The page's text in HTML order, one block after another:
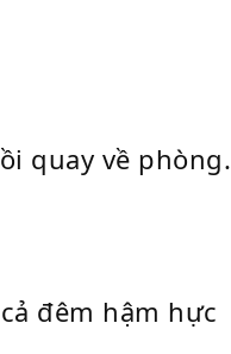
quay về phòng.
đêm hậm hực